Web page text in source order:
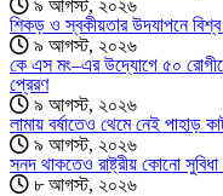
৯ আগস্ট, ২০২৬
শিকড় ও স্বকীয়তার উদযাপনে বিশ্ব
৯ আগস্ট, ২০২৬
কে এস মং–এর উদ্যোগে ৫০ রোগীকে
প্রেরণ
৯ আগস্ট, ২০২৬
লামায় বর্ষাতেও থেমে নেই পাহাড়
৯ আগস্ট, ২০২৬
সনদ থাকতেও রাষ্ট্রীয় কোনো সুবিধা
৮ আগস্ট, ২০২৬